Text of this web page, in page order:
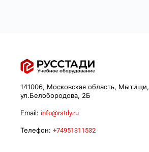
141006, Московская область, Мытищи,
ул.Белобородова, 2Б
Email: info@rstdy.ru
Телефон: +74951311532